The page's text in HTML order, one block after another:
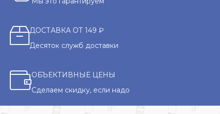
ДОСТАВКА ОТ 149 ₽
Десяток служб доставки
ОБЪЕКТИВНЫЕ ЦЕНЫ
Сделаем скидку, если надо